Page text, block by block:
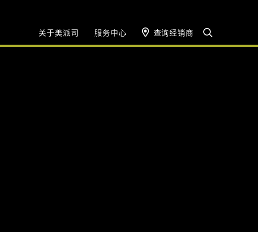
关于美派司 服务中心 查询经销商